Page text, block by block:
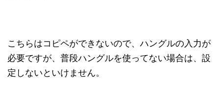
こちらはコピペができないので、ハングルの入力が
必要ですが、普段ハングルを使ってない場合は、設
定しないといけません。